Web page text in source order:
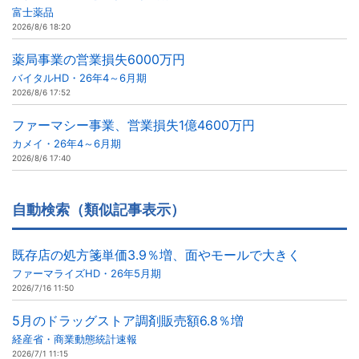
富士薬品
2026/8/6 18:20
薬局事業の営業損失6000万円
バイタルHD・26年4～6月期
2026/8/6 17:52
ファーマシー事業、営業損失1億4600万円
カメイ・26年4～6月期
2026/8/6 17:40
自動検索（類似記事表示）
既存店の処方箋単価3.9％増、面やモールで大きく
ファーマライズHD・26年5月期
2026/7/16 11:50
5月のドラッグストア調剤販売額6.8％増
経産省・商業動態統計速報
2026/7/1 11:15